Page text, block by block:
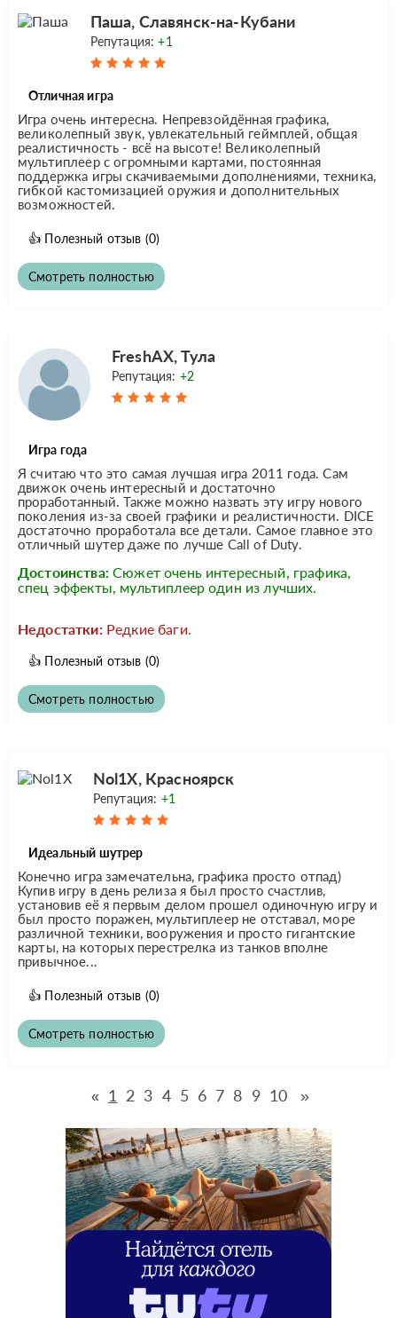
Паша, Славянск-на-Кубани
Репутация:+1
Отличная игра
Игра очень интересна. Непревзойдённая графика,
великолепный звук, увлекательный геймплей, общая
реалистичность - всё на высоте! Великолепный
мультиплеер с огромными картами, постоянная
поддержка игры скачиваемыми дополнениями, техника,
гибкой кастомизацией оружия и дополнительных
возможностей.
👍 Полезный отзыв (0)
Смотреть полностью
FreshAX, Тула
Репутация: +2
Игра года
Я считаю что это самая лучшая игра 2011 года. Сам
движок очень интересный и достаточно
проработанный. Также можно назвать эту игру нового
поколения из-за своей графики и реалистичности. DICE
достаточно проработала все детали. Самое главное это
отличный шутер даже по лучше Call of Duty.
Достоинства: Сюжет очень интересный, графика,
спец эффекты, мультиплеер один из лучших.
Недостатки: Редкие баги.
👍 Полезный отзыв (0)
Смотреть полностью
Nol1X, Красноярск
Репутация: +1
Идеальный шутрер
Конечно игра замечательна, графика просто отпад)
Купив игру в день релиза я был просто счастлив,
установив её я первым делом прошел одиночную игру и
был просто поражен, мультиплеер не отставал, море
различной техники, вооружения и просто гигантские
карты, на которых перестрелка из танков вполне
привычное...
👍 Полезный отзыв (0)
Смотреть полностью
« 1 2 3 4 5 6 7 8 9 10 »